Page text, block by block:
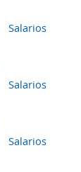
Salarios
Salarios
Salarios